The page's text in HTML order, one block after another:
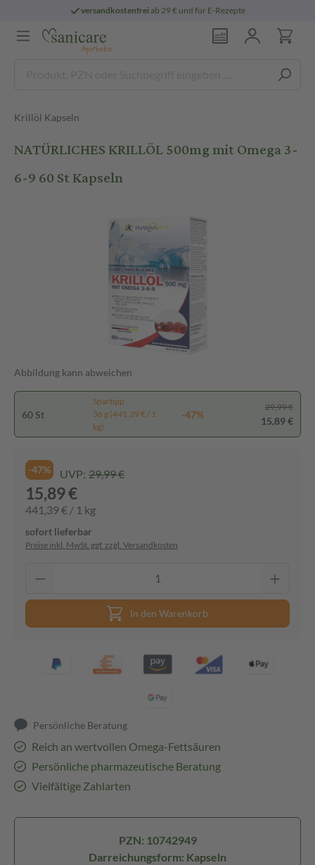
versandkostenfreiab 29 € und für E-Rezepte
Krillöl Kapseln
NATÜRLICHES KRILLÖL 500mg mit Omega 3-
6-9 60 St Kapseln
Abbildung kann abweichen
60 St
Spartipp
36 g (441,39 € / 1
kg)
-47%
29,99 €
15,89 €
-47% UVP: 29,99 €
15,89 €
441,39 € / 1 kg
sofort lieferbar
Preise inkl. MwSt. ggf. zzgl. Versandkosten
In den Warenkorb
Persönliche Beratung
Reich an wertvollen Omega-Fettsäuren
Persönliche pharmazeutische Beratung
Vielfältige Zahlarten
PZN: 10742949
Darreichungsform: Kapseln